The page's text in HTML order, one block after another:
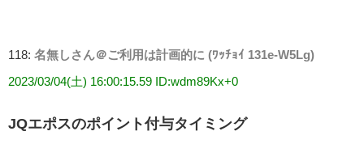
118: 名無しさん＠ご利用は計画的に (ﾜｯﾁｮｲ 131e-W5Lg)
2023/03/04(土) 16:00:15.59 ID:wdm89Kx+0
JQエポスのポイント付与タイミング